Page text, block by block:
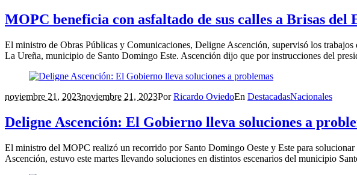
MOPC beneficia con asfaltado de sus calles a Brisas
El ministro de Obras Públicas y Comunicaciones, Deligne Ascención, supervisó los
La Ureña, municipio de Santo Domingo Este. Ascención dijo que por instrucciones del
noviembre 21, 2023noviembre 21, 2023PorRicardo OviedoEn DestacadasNacionales
Deligne Ascención: El Gobierno lleva soluciones a
El ministro del MOPC realizó un recorrido por Santo Domingo Oeste y Este para
Ascención, estuvo este martes llevando soluciones en distintos escenarios del municipio